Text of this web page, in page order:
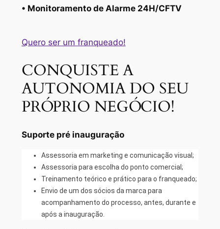
• Monitoramento de Alarme 24H/CFTV
Quero ser um franqueado!
CONQUISTE A
AUTONOMIA DO SEU
PRÓPRIO NEGÓCIO!
Suporte pré inauguração
Assessoria em marketing e comunicação visual;
Assessoria para escolha do ponto comercial;
Treinamento teórico e prático para o franqueado;
Envio de um dos sócios da marca para
acompanhamento do processo, antes, durante e
após a inauguração.